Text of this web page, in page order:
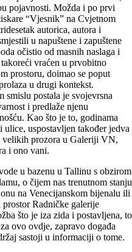
pojavnosti. Možda i po prvi
“Vjesnik” na Cvjetnom
autorica, autora i
u napuštene i zapuštene
očistio od masnih naslaga i
vraćen u prvobitno
prostoru, doimao se poput
u drugi kontekst.
postala je svojevrsna
i predlaže njenu
Kao što je to, godinama
uspostavljen također jedva
velikih prozora u Galeriji VN,
i ono vani.
u bazenu u Tallinu s obzirom
o čijem nas trenutnom stanju
na Venecijanskom bijenalu ili
Radničke galerije
što je iza zida i postavljena, to
ovo ovdje, zapravo događa
sastoji u informaciji o tome.